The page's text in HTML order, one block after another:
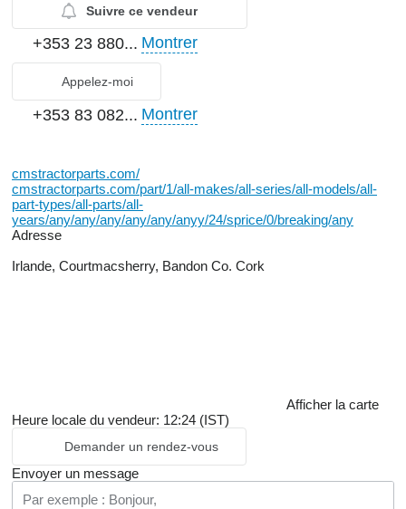
Suivre ce vendeur
+353 23 880... Montrer
Appelez-moi
+353 83 082... Montrer
cmstractorparts.com/
cmstractorparts.com/part/1/all-makes/all-series/all-models/all-
part-types/all-parts/all-
years/any/any/any/any/any/anyy/24/sprice/0/breaking/any
Adresse
Irlande, Courtmacsherry, Bandon Co. Cork
Afficher la carte
Heure locale du vendeur: 12:24 (IST)
Demander un rendez-vous
Envoyer un message